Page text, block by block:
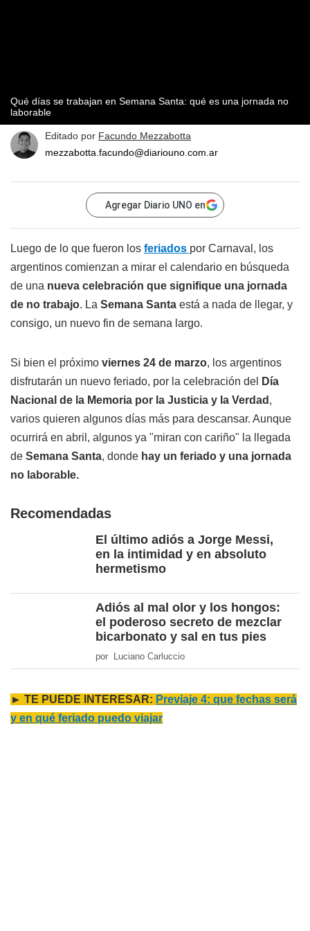
Qué días se trabajan en Semana Santa: qué es una jornada no
laborable
Editado por Facundo Mezzabotta
mezzabotta.facundo@diariouno.com.ar
Agregar Diario UNO en
Luego de lo que fueron los feriados por Carnaval, los
argentinos comienzan a mirar el calendario en búsqueda
de una nueva celebración que signifique una jornada
de no trabajo. La Semana Santa está a nada de llegar, y
consigo, un nuevo fin de semana largo.
Si bien el próximo viernes 24 de marzo, los argentinos
disfrutarán un nuevo feriado, por la celebración del
Día
Nacional de la Memoria por la Justicia y la Verdad ,
varios quieren algunos días más para descansar. Aunque
ocurrirá en abril, algunos ya "miran con cariño" la llegada
de Semana Santa, donde hay un feriado y una jornada
no laborable.
Recomendadas
El último adiós a Jorge Messi,
en la intimidad y en absoluto
hermetismo
Adiós al mal olor y los hongos:
el poderoso secreto de mezclar
bicarbonato y sal en tus pies
por Luciano Carluccio
► TE PUEDE INTERESAR: Previaje 4: que fechas será
y en qué feriado puedo viajar